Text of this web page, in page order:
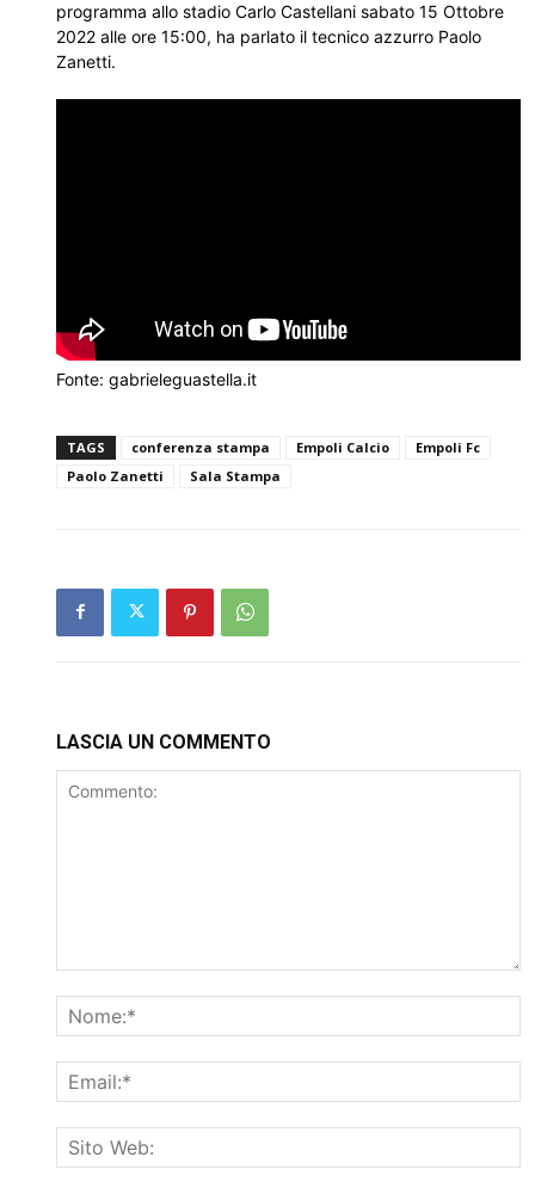
programma allo stadio Carlo Castellani sabato 15 Ottobre
2022 alle ore 15:00, ha parlato il tecnico azzurro Paolo
Zanetti.
Fonte: gabrieleguastella.it
TAGS conferenza stampa Empoli Calcio
Empoli Fc
Paolo Zanetti
Sala Stampa
LASCIA UN COMMENTO